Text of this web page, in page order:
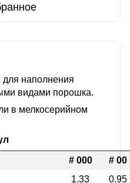
для наполнения
видами порошка.
в мелкосерийном
# 000
# 00
1.33
0.95